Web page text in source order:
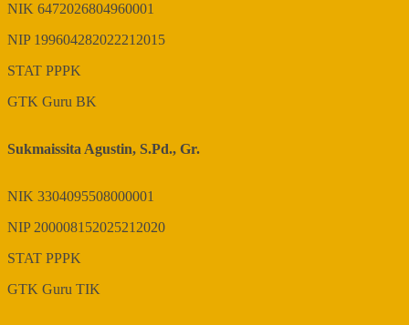
NIK 6472026804960001
NIP 199604282022212015
STAT PPPK
GTK Guru BK
Sukmaissita Agustin, S.Pd., Gr.
NIK 3304095508000001
NIP200008152025212020
STAT PPPK
GTK Guru TIK